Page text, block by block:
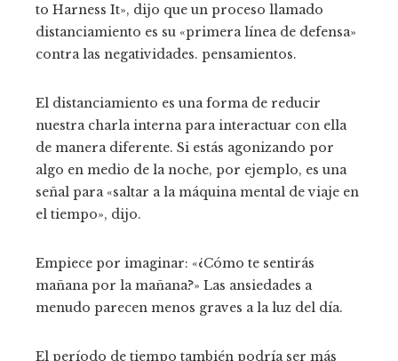
to Harness It», dijo que un proceso llamado
distanciamiento es su «primera línea de defensa»
contra las negatividades. pensamientos.
El distanciamiento es una forma de reducir
nuestra charla interna para interactuar con ella
de manera diferente. Si estás agonizando por
algo en medio de la noche, por ejemplo, es una
señal para «saltar a la máquina mental de viaje en
el tiempo», dijo.
Empiece por imaginar: «¿Cómo te sentirás
mañana por la mañana?» Las ansiedades a
menudo parecen menos graves a la luz del día.
El período de tiempo también podría ser más